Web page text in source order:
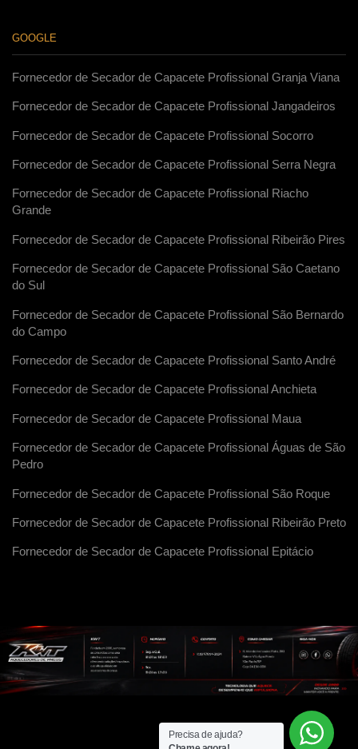
GOOGLE
Fornecedor de Secador de Capacete Profissional Granja Viana
Fornecedor de Secador de Capacete Profissional Jangadeiros
Fornecedor de Secador de Capacete Profissional Socorro
Fornecedor de Secador de Capacete Profissional Serra Negra
Fornecedor de Secador de Capacete Profissional Riacho
Grande
Fornecedor de Secador de Capacete Profissional Ribeirão Pires
Fornecedor de Secador de Capacete Profissional São Caetano
do Sul
Fornecedor de Secador de Capacete Profissional São Bernardo
do Campo
Fornecedor de Secador de Capacete Profissional Santo André
Fornecedor de Secador de Capacete Profissional Anchieta
Fornecedor de Secador de Capacete Profissional Maua
Fornecedor de Secador de Capacete Profissional Águas de São
Pedro
Fornecedor de Secador de Capacete Profissional São Roque
Fornecedor de Secador de Capacete Profissional Ribeirão Preto
Fornecedor de Secador de Capacete Profissional Epitácio
Precisa de ajuda?